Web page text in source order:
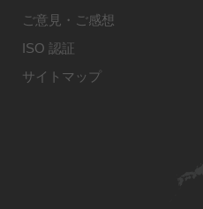
ご意見・ご感想
ISO 認証
サイトマップ